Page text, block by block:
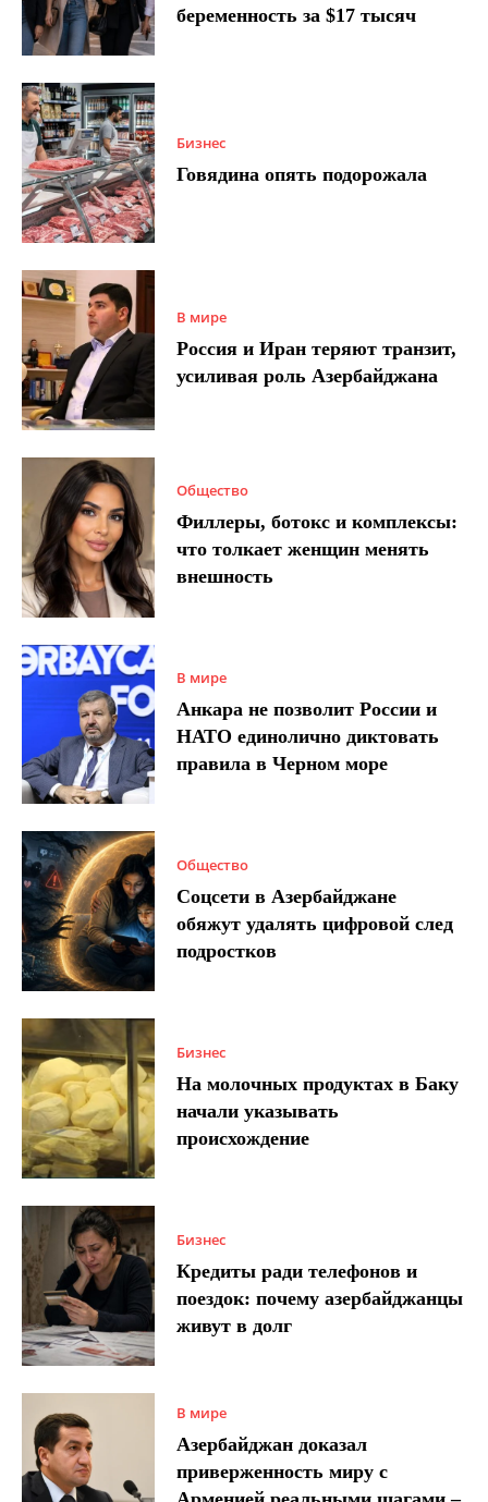
беременность за $17 тысяч
Бизнес
Говядина опять подорожала
В мире
Россия и Иран теряют транзит,
усиливая роль Азербайджана
Общество
Филлеры, ботокс и комплексы:
что толкает женщин менять
внешность
В мире
Анкара не позволит России и
НАТО единолично диктовать
правила в Черном море
Общество
Соцсети в Азербайджане
обяжут удалять цифровой след
подростков
Бизнес
На молочных продуктах в Баку
начали указывать
происхождение
Бизнес
Кредиты ради телефонов и
поездок: почему азербайджанцы
живут в долг
В мире
Азербайджан доказал
приверженность миру с